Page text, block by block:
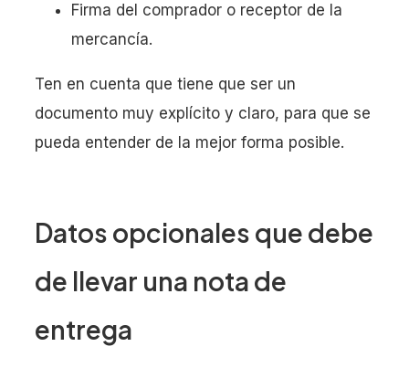
Firma del comprador o receptor de la
mercancía.
Ten en cuenta que tiene que ser un
documento muy explícito y claro, para que se
pueda entender de la mejor forma posible.
Datos opcionales que debe
de llevar una nota de
entrega